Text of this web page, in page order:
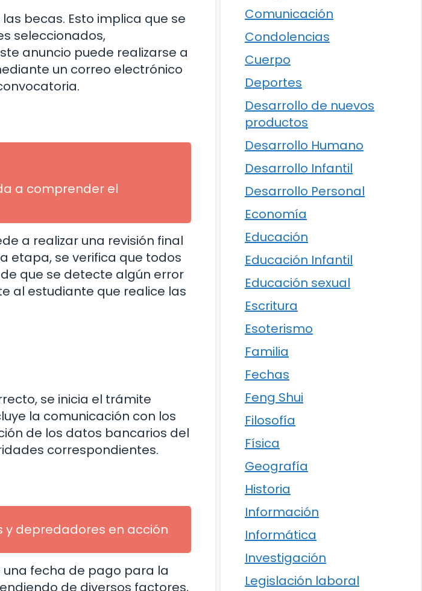
becas. Esto implica que se
seleccionados,
anuncio puede realizarse a
un correo electrónico
a comprender el
a realizar una revisión final
etapa, se verifica que todos
que se detecte algún error
al estudiante que realice las
se inicia el trámite
la comunicación con los
de los datos bancarios del
correspondientes.
y depredadores en acción
fecha de pago para la
de diversos factores,
Comunicación
Condolencias
Cuerpo
Deportes
Desarrollo de nuevos
productos
Desarrollo Humano
Desarrollo Infantil
Desarrollo Personal
Economía
Educación
Educación Infantil
Educación sexual
Escritura
Esoterismo
Familia
Fechas
Feng Shui
Filosofía
Física
Geografía
Historia
Información
Informática
Investigación
Legislación laboral